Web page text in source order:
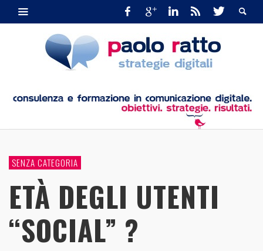
SENZA CATEGORIA
ETÀ DEGLI UTENTI
“SOCIAL” ?